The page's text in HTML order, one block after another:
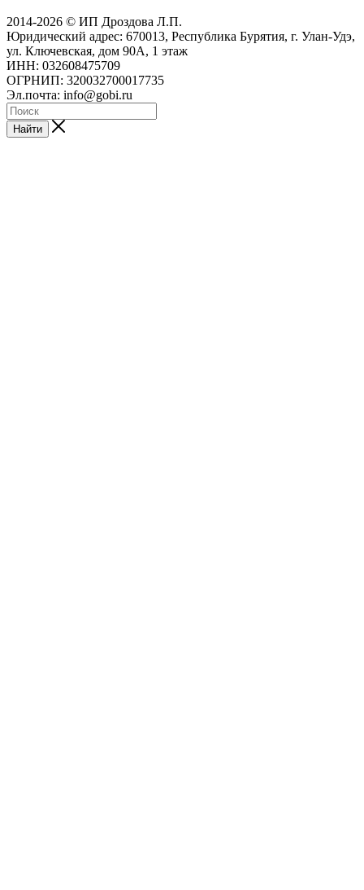
2014-2026 © ИП Дроздова Л.П.
Юридический адрес: 670013, Республика Бурятия, г. Улан-Удэ,
ул. Ключевская, дом 90А, 1 этаж
ИНН: 032608475709
ОГРНИП: 320032700017735
Эл.почта: info@gobi.ru
Найти